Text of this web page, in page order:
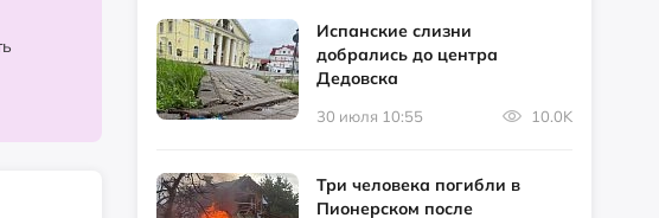
Испанские слизни
добрались до центра
Дедовска
30 июля 10:55 10.0K
Три человека погибли в
Пионерском после